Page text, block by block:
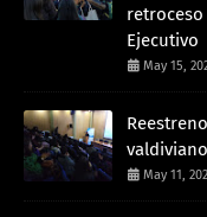
Ejecutivo
May 15,
May 11,